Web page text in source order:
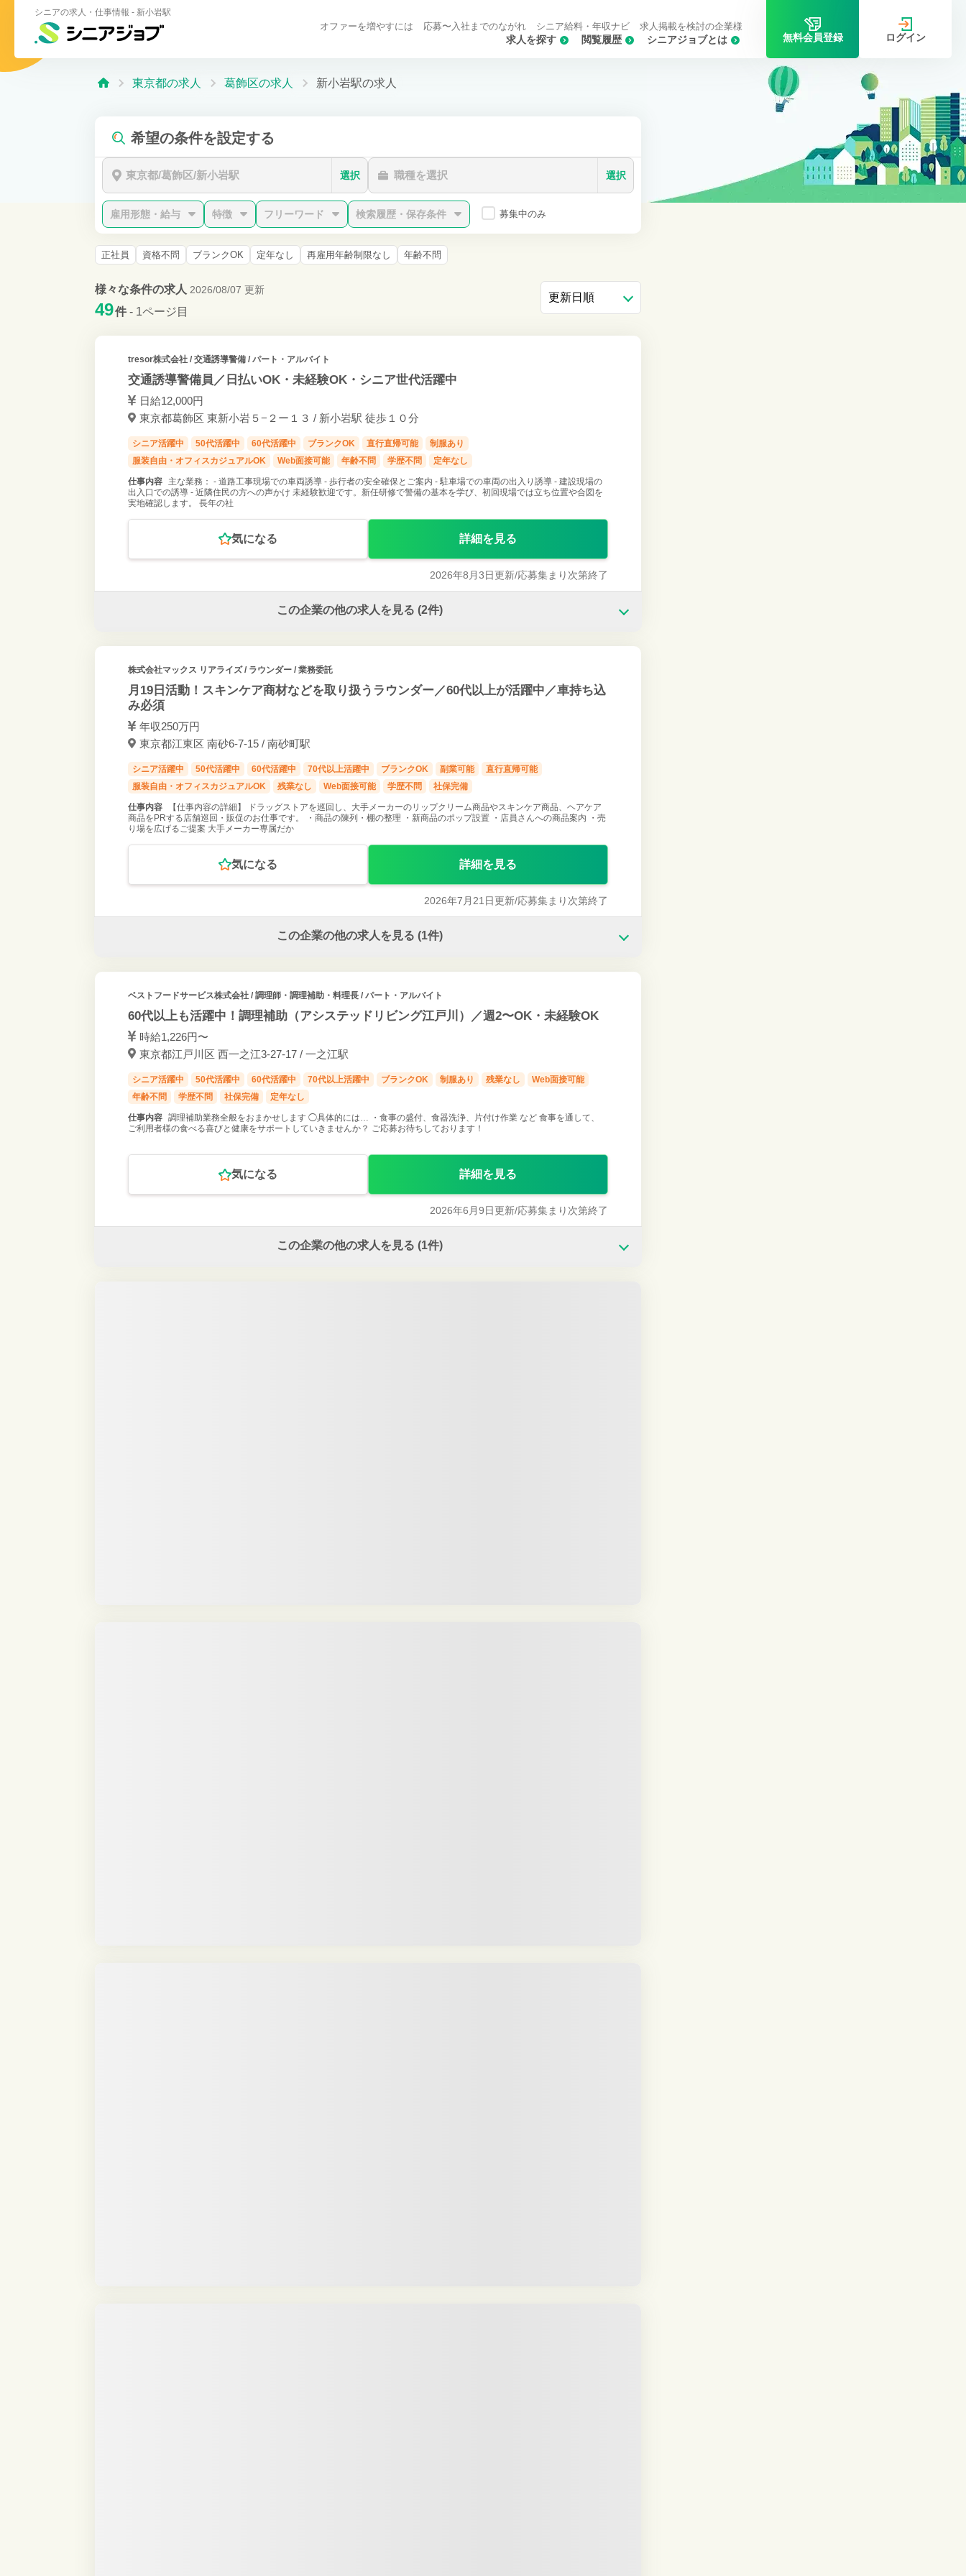
シニアの求人・仕事情報 - 新小岩駅
求人を探す シニアジョブとは
閲覧履歴
オファーを増やすには 応募〜入社までのながれ シニア給料・年収ナビ 求人掲載を検討の企業様
無料会員登録 ログイン
東京都の求人 葛飾区の求人 新小岩駅の求人
希望の条件を設定する
東京都/葛飾区/新小岩駅 選択 職種を選択 選択
雇用形態・給与 特徴 フリーワード 検索履歴・保存条件 募集中のみ
正社員 資格不問 ブランクOK 定年なし 再雇用年齢制限なし 年齢不問
様々な条件の求人 2026/08/07 更新
49件 - 1ページ目
tresor株式会社/ 交通誘導警備 / パート・アルバイト
交通誘導警備員／日払いOK・未経験OK・シニア世代活躍中
日給12,000円
東京都葛飾区 東新小岩５−２ー１３ / 新小岩駅 徒歩１０分
シニア活躍中 50代活躍中 60代活躍中 ブランクOK 直行直帰可能
制服あり
服装自由・オフィスカジュアルOK
Web面接可能 年齢不問 学歴不問 定年なし
仕事内容
主な業務： - 道路工事現場での車両誘導 - 歩行者の安全確保とご案内 - 駐車場での車両の出入り誘導 - 建設現場の
出入口での誘導 - 近隣住民の方への声かけ 未経験歓迎です。新任研修で警備の基本を学び、初回現場では立ち位置や合図を
実地確認します。 長年の社
気になる 詳細を見る
2026年8月3日更新/応募集まり次第終了
この企業の他の求人を見る (2件)
株式会社マックス リアライズ/ ラウンダー / 業務委託
月19日活動！スキンケア商材などを取り扱うラウンダー／60代以上が活躍中／車持ち込
み必須
年収250万円
東京都江東区 南砂6-7-15 / 南砂町駅
シニア活躍中 50代活躍中 60代活躍中 70代以上活躍中 ブランクOK 副業可能
直行直帰可能
服装自由・オフィスカジュアルOK
残業なし Web面接可能 学歴不問 社保完備
仕事内容
【仕事内容の詳細】 ドラッグストアを巡回し、大手メーカーのリップクリーム商品やスキンケア商品、ヘアケア
商品をPRする店舗巡回・販促のお仕事です。 ・商品の陳列・棚の整理 ・新商品のポップ設置 ・店員さんへの商品案内 ・売
り場を広げるご提案 大手メーカー専属だか
気になる 詳細を見る
2026年7月21日更新/応募集まり次第終了
この企業の他の求人を見る (1件)
ベストフードサービス株式会社/ 調理師・調理補助・料理長 / パート・アルバイト
60代以上も活躍中！調理補助（アシステッドリビング江戸川）／週2〜OK・未経験OK
時給1,226円〜
東京都江戸川区 西一之江3-27-17 / 一之江駅
シニア活躍中 50代活躍中 60代活躍中 70代以上活躍中 ブランクOK 制服あり 残業なし
Web面接可能
年齢不問
学歴不問 社保完備 定年なし
仕事内容
調理補助業務全般をおまかせします ◯具体的には… ・食事の盛付、食器洗浄、片付け作業 など 食事を通して、
ご利用者様の食べる喜びと健康をサポートしていきませんか？ ご応募お待ちしております！
気になる 詳細を見る
2026年6月9日更新/応募集まり次第終了
この企業の他の求人を見る (1件)